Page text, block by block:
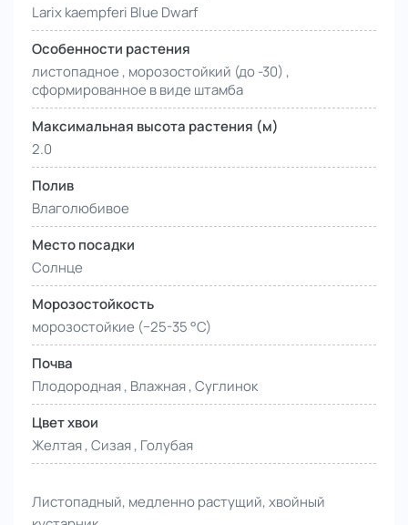
Larix kaempferi Blue Dwarf
Особенности растения
листопадное , морозостойкий (до -30) ,
сформированное в виде штамба
Максимальная высота растения (м)
2.0
Полив
Влаголюбивое
Место посадки
Солнце
Морозостойкость
морозостойкие (−25-35 °С)
Почва
Плодородная , Влажная , Суглинок
Цвет хвои
Желтая , Сизая , Голубая
Листопадный, медленно растущий, хвойный